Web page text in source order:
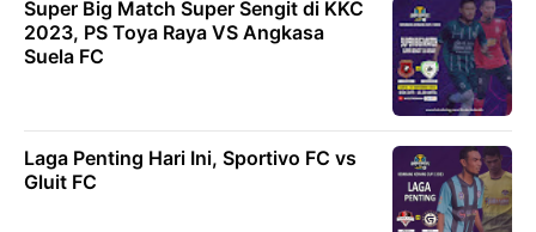
Super Big Match Super Sengit di KKC
2023, PS Toya Raya VS Angkasa
Suela FC
Laga Penting Hari Ini, Sportivo FC vs
Gluit FC